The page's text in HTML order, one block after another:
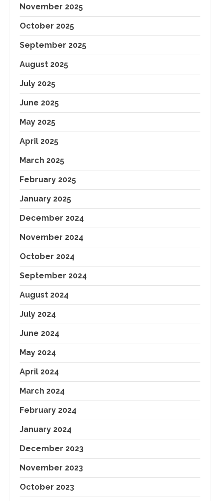
November 2025
October 2025
September 2025
August 2025
July 2025
June 2025
May 2025
April 2025
March 2025
February 2025
January 2025
December 2024
November 2024
October 2024
September 2024
August 2024
July 2024
June 2024
May 2024
April 2024
March 2024
February 2024
January 2024
December 2023
November 2023
October 2023